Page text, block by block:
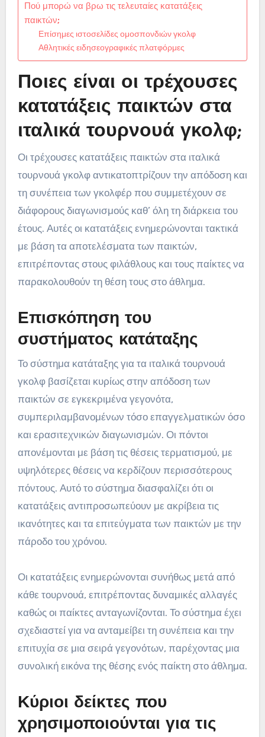
Πού μπορώ να βρω τις τελευταίες κατατάξεις
παικτών;
Επίσημες ιστοσελίδες ομοσπονδιών γκολφ
Αθλητικές ειδησεογραφικές πλατφόρμες
Ποιες είναι οι τρέχουσες
κατατάξεις παικτών στα
ιταλικά τουρνουά γκολφ;
Οι τρέχουσες κατατάξεις παικτών στα ιταλικά
τουρνουά γκολφ αντικατοπτρίζουν την απόδοση και
τη συνέπεια των γκολφέρ που συμμετέχουν σε
διάφορους διαγωνισμούς καθ’ όλη τη διάρκεια του
έτους. Αυτές οι κατατάξεις ενημερώνονται τακτικά
με βάση τα αποτελέσματα των παικτών,
επιτρέποντας στους φιλάθλους και τους παίκτες να
παρακολουθούν τη θέση τους στο άθλημα.
Επισκόπηση του
συστήματος κατάταξης
Το σύστημα κατάταξης για τα ιταλικά τουρνουά
γκολφ βασίζεται κυρίως στην απόδοση των
παικτών σε εγκεκριμένα γεγονότα,
συμπεριλαμβανομένων τόσο επαγγελματικών όσο
και ερασιτεχνικών διαγωνισμών. Οι πόντοι
απονέμονται με βάση τις θέσεις τερματισμού, με
υψηλότερες θέσεις να κερδίζουν περισσότερους
πόντους. Αυτό το σύστημα διασφαλίζει ότι οι
κατατάξεις αντιπροσωπεύουν με ακρίβεια τις
ικανότητες και τα επιτεύγματα των παικτών με την
πάροδο του χρόνου.
Οι κατατάξεις ενημερώνονται συνήθως μετά από
κάθε τουρνουά, επιτρέποντας δυναμικές αλλαγές
καθώς οι παίκτες ανταγωνίζονται. Το σύστημα έχει
σχεδιαστεί για να ανταμείβει τη συνέπεια και την
επιτυχία σε μια σειρά γεγονότων, παρέχοντας μια
συνολική εικόνα της θέσης ενός παίκτη στο άθλημα.
Κύριοι δείκτες που
χρησιμοποιούνται για τις